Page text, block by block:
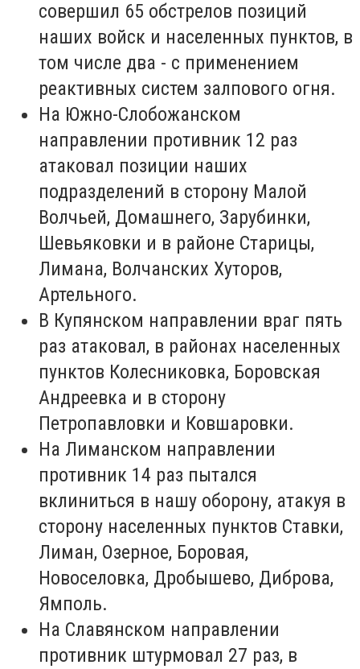
совершил 65 обстрелов позиций
наших войск и населенных пунктов, в
том числе два - с применением
реактивных систем залпового огня.
На Южно-Слобожанском
направлении противник 12 раз
атаковал позиции наших
подразделений в сторону Малой
Волчьей, Домашнего, Зарубинки,
Шевьяковки и в районе Старицы,
Лимана, Волчанских Хуторов,
Артельного.
В Купянском направлении враг пять
раз атаковал, в районах населенных
пунктов Колесниковка, Боровская
Андреевка и в сторону
Петропавловки и Ковшаровки.
На Лиманском направлении
противник 14 раз пытался
вклиниться в нашу оборону, атакуя в
сторону населенных пунктов Ставки,
Лиман, Озерное, Боровая,
Новоселовка, Дробышево, Диброва,
Ямполь.
На Славянском направлении
противник штурмовал 27 раз, в